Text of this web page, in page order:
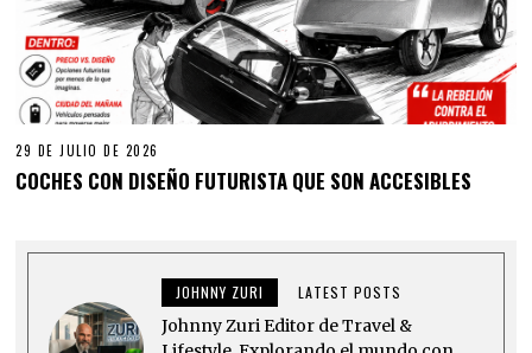
29 DE JULIO DE 2026
COCHES CON DISEÑO FUTURISTA QUE SON ACCESIBLES
JOHNNY ZURI LATEST POSTS
Johnny Zuri Editor de Travel &